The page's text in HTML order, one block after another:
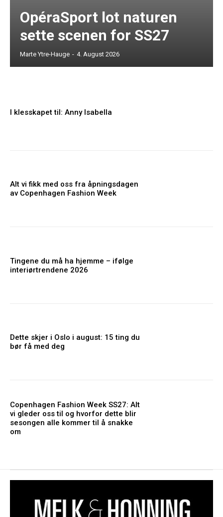
OpéraSport lot naturen
sette scenen for SS27
Marte Ytre-Hauge - 4. August 2026
I klesskapet til: Anny Isabella
Alt vi fikk med oss fra åpningsdagen
av Copenhagen Fashion Week
Tingene du må ha hjemme – ifølge
interiørtrendene 2026
Dette skjer i Oslo i august: 15 ting du
bør få med deg
Copenhagen Fashion Week SS27: Alt
vi gleder oss til og hvorfor dette blir
sesongen alle kommer til å snakke
om